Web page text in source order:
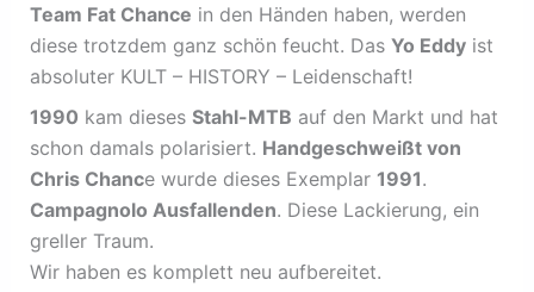
Team Fat Chance in den Händen haben, werden
diese trotzdem ganz schön feucht. Das Yo Eddyist
absoluter KULT – HISTORY – Leidenschaft!
1990 kam dieses Stahl-MTB auf den Markt und hat
schon damals polarisiert. Handgeschweißt von
Chris Chance wurde dieses Exemplar 1991.
Campagnolo Ausfallenden. Diese Lackierung, ein
greller Traum.
Wir haben es komplett neu aufbereitet.